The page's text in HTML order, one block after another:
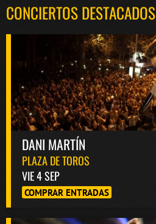
CONCIERTOS DESTACADOS
DANI MARTÍN
PLAZA DE TOROS
VIE 4 SEP
COMPRAR ENTRADAS